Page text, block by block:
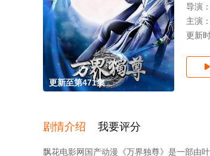
更新至第471集
导演：
主演：
更新

剧情介绍 我要评分
飘花电影网国产动漫《万界独尊》是一部由